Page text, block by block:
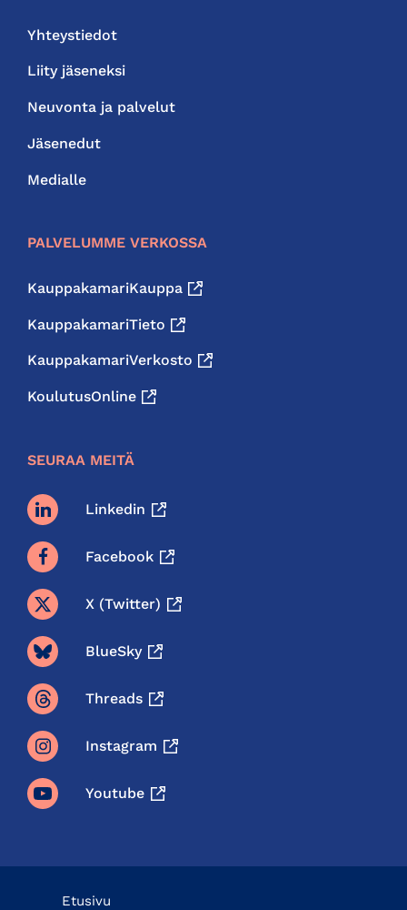
Yhteystiedot
Liity jäseneksi
Neuvonta ja palvelut
Jäsenedut
Medialle
PALVELUMME VERKOSSA
KauppakamariKauppa
KauppakamariTieto
KauppakamariVerkosto
KoulutusOnline
SEURAA MEITÄ
Linkedin
Facebook
X (twitter)
BlueSky
Threads
Instagram
Youtube
Etusivu